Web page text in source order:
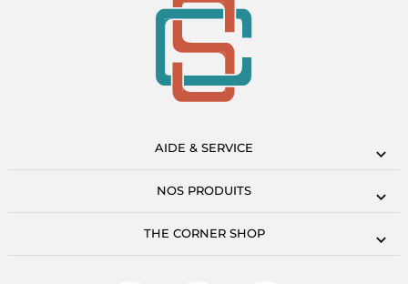
AIDE & SERVICE
NOS PRODUITS
THE CORNER SHOP